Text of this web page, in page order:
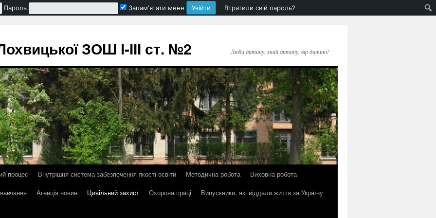
Пароль Запам'ятати мене Втратили свій пароль?
ЗОШ І-ІІІ ст. №2 Люби дитину, знай дитину, вір дитині!
процес Внутрішня система забезпечення якості освіти Методична робота
Виховна робота
Агенція новин Цивільний захист Охорона праці
Випускники, які віддали життя за Україну